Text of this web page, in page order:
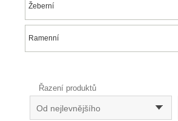
Žeberní
Ramenní
Řazení produktů
Od nejlevnějšího